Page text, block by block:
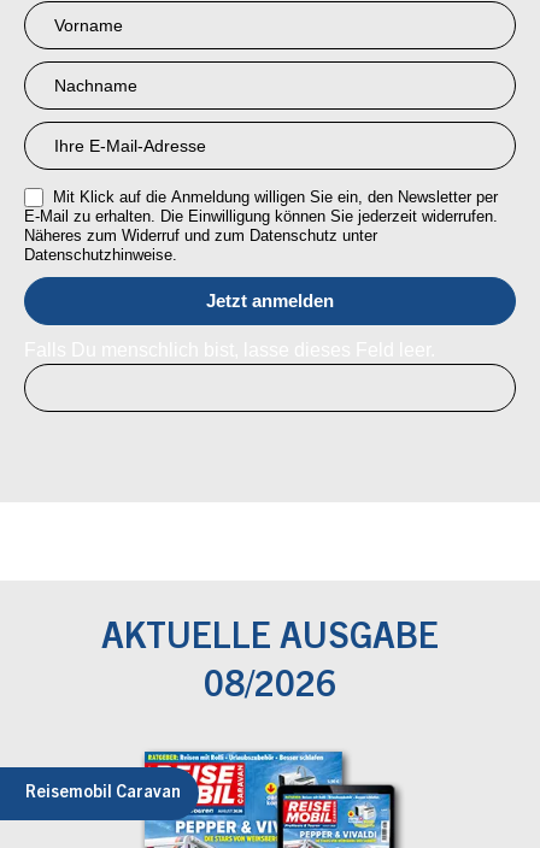
Newsletter
Anmeldung
RMI
Mit Klick auf die Anmeldung willigen Sie ein, den Newsletter per
E-Mail zu erhalten. Die Einwilligung können Sie jederzeit widerrufen.
Näheres zum Widerruf und zum Datenschutz unter
Datenschutzhinweise.
AKTUELLE AUSGABE
08/2026
Reisemobil Caravan